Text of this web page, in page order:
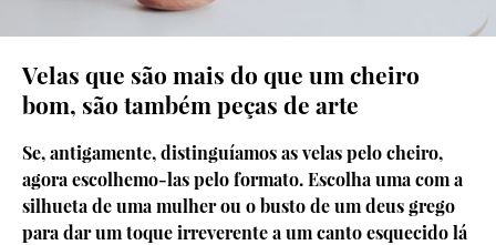
Velas que são mais do que um cheiro
bom, são também peças de arte
Se, antigamente, distinguíamos as velas pelo cheiro,
agora escolhemo-las pelo formato. Escolha uma com a
silhueta de uma mulher ou o busto de um deus grego
para dar um toque irreverente a um canto esquecido lá